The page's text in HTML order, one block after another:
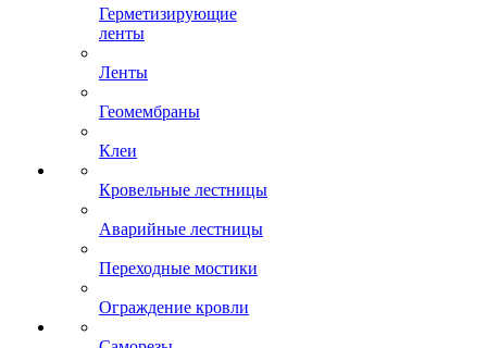
Герметизирующие
ленты
Ленты
Геомембраны
Клеи
Кровельные лестницы
Аварийные лестницы
Переходные мостики
Ограждение кровли